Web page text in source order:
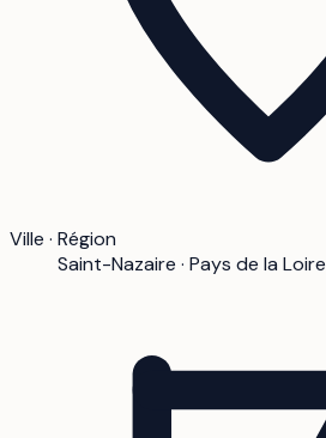
Ville · Région
Saint-Nazaire · Pays de la Loire